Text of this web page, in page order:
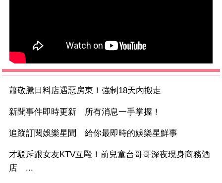
蕭敬騰日料店遇惡房東！強制18天內搬走
新聞事件即時更新 所有消息一手掌握！
追蹤訂閱娛樂星聞 給你最即時的娛樂星鮮事
才駁斥跟女友KTV互毆！前兒童台哥哥深夜現身商務酒
店 ...